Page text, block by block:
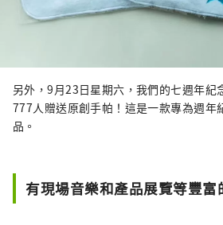
另外，9月23日星期六，我們的七週年紀
777人贈送原創手帕！這是一款專為週年
品。
有現場音樂和產品展覽等豐富